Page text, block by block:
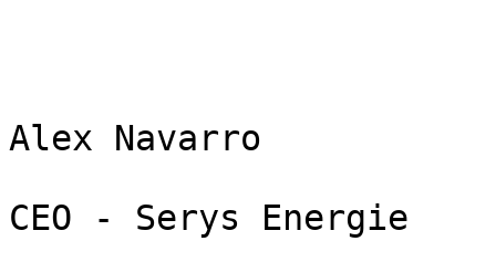
Alex Navarro
CEO - Serys Energie